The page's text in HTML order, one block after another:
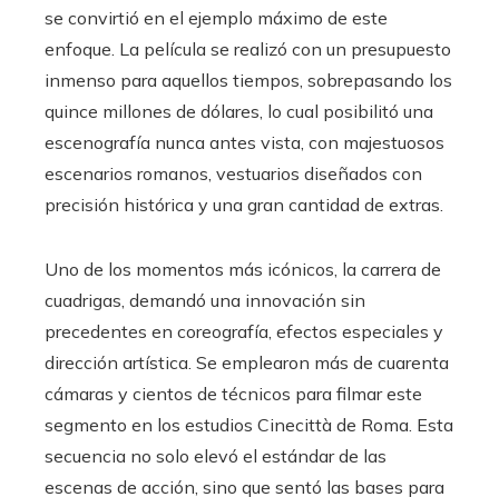
se convirtió en el ejemplo máximo de este
enfoque. La película se realizó con un presupuesto
inmenso para aquellos tiempos, sobrepasando los
quince millones de dólares, lo cual posibilitó una
escenografía nunca antes vista, con majestuosos
escenarios romanos, vestuarios diseñados con
precisión histórica y una gran cantidad de extras.
Uno de los momentos más icónicos, la carrera de
cuadrigas, demandó una innovación sin
precedentes en coreografía, efectos especiales y
dirección artística. Se emplearon más de cuarenta
cámaras y cientos de técnicos para filmar este
segmento en los estudios Cinecittà de Roma. Esta
secuencia no solo elevó el estándar de las
escenas de acción, sino que sentó las bases para